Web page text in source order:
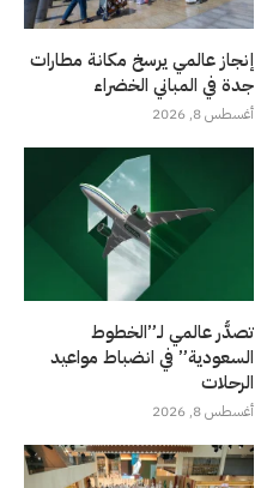
إنجاز عالمي يرسخ مكانة مطارات
جدة في المباني الخضراء
أغسطس 8, 2026
تصدُّر عالمي لـ”الخطوط
السعودية” في انضباط مواعيد
الرحلات
أغسطس 8, 2026